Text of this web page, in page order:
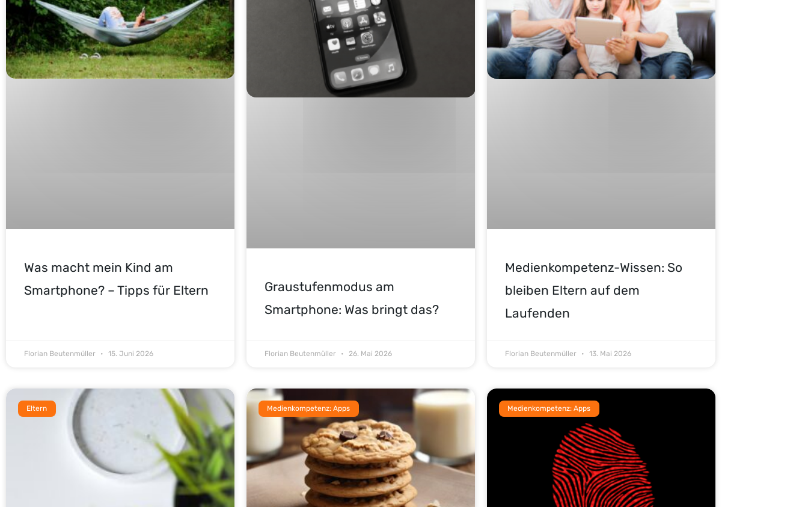
Was macht mein Kind am
Smartphone? – Tipps für Eltern
Florian Beutenmüller 15. Juni 2026
Graustufenmodus am
Smartphone: Was bringt das?
Florian Beutenmüller 26. Mai 2026
Medienkompetenz-Wissen: So
bleiben Eltern auf dem
Laufenden
Florian Beutenmüller 13. Mai 2026
Eltern Medienkompetenz: Apps Medienkompetenz: Apps